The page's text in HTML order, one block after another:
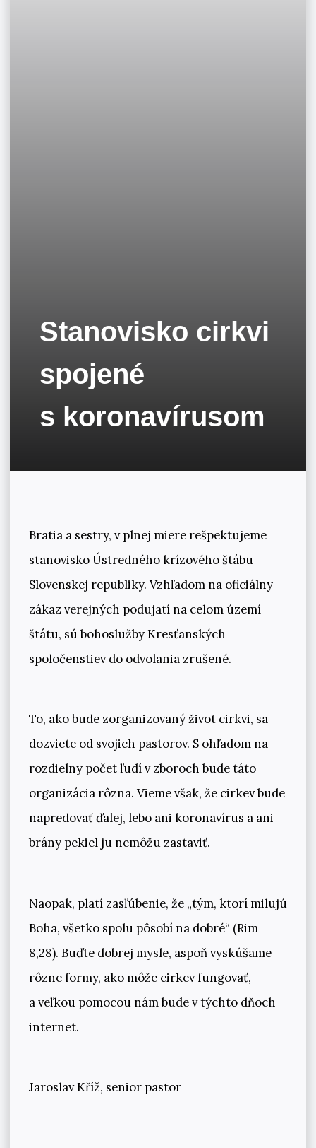
Stanovisko cirkvi
spojené
s koronavírusom
Bratia a sestry, v plnej miere rešpektujeme
stanovisko Ústredného krízového štábu
Slovenskej republiky. Vzhľadom na oficiálny
zákaz verejných podujatí na celom území
štátu, sú bohoslužby Kresťanských
spoločenstiev do odvolania zrušené.
To, ako bude zorganizovaný život cirkvi, sa
dozviete od svojich pastorov. S ohľadom na
rozdielny počet ľudí v zboroch bude táto
organizácia rôzna. Vieme však, že cirkev bude
napredovať ďalej, lebo ani koronavírus a ani
brány pekiel ju nemôžu zastaviť.
Naopak, platí zasľúbenie, že „tým, ktorí milujú
Boha, všetko spolu pôsobí na dobré“ (Rim
8,28). Buďte dobrej mysle, aspoň vyskúšame
rôzne formy, ako môže cirkev fungovať,
a veľkou pomocou nám bude v týchto dňoch
internet.
Jaroslav Kříž, senior pastor